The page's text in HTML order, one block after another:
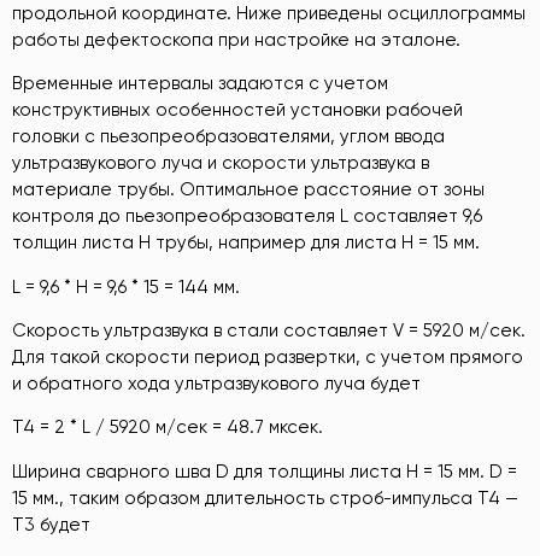
продольной координате. Ниже приведены осциллограммы
работы дефектоскопа при настройке на эталоне.
Временные интервалы задаются с учетом
конструктивных особенностей установки рабочей
головки с пьезопреобразователями, углом ввода
ультразвукового луча и скорости ультразвука в
материале трубы. Оптимальное расстояние от зоны
контроля до пьезопреобразователя L составляет 9,6
толщин листа H трубы, например для листа H = 15 мм.
L = 9,6 * H = 9,6 * 15 = 144 мм.
Скорость ультразвука в стали составляет V = 5920 м/сек.
Для такой скорости период развертки, с учетом прямого
и обратного хода ультразвукового луча будет
Т4 = 2 * L / 5920 м/cек = 48.7 мксек.
Ширина сварного шва D для толщины листа H = 15 мм. D =
15 мм., таким образом длительность строб-импульса Т4 —
Т3 будет